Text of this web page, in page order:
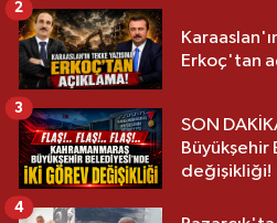
Erkoç'tan
2
SON
değişikliği!
3
4